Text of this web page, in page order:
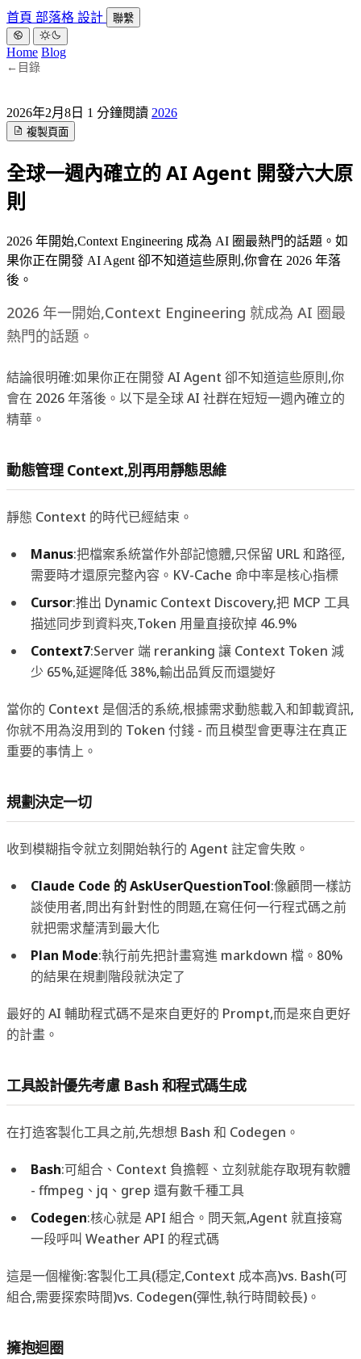
首頁 部落格 設計 聯繫
Home Blog
← 目錄
2026年2月8日 1 分鐘閱讀 2026
複製頁面
全球一週內確立的 AI Agent 開發六大原
則
2026 年開始,Context Engineering 成為 AI 圈最熱門的話題。如
果你正在開發 AI Agent 卻不知道這些原則,你會在 2026 年落
後。
2026 年一開始,Context Engineering 就成為 AI 圈最
熱門的話題。
結論很明確:如果你正在開發 AI Agent 卻不知道這些原則,你
會在 2026 年落後。以下是全球 AI 社群在短短一週內確立的
精華。
動態管理 Context,別再用靜態思維
靜態 Context 的時代已經結束。
Manus:把檔案系統當作外部記憶體,只保留 URL 和路徑,
需要時才還原完整內容。KV-Cache 命中率是核心指標
Cursor:推出 Dynamic Context Discovery,把 MCP 工具
描述同步到資料夾,Token 用量直接砍掉 46.9%
Context7:Server 端 reranking 讓 Context Token 減
少 65%,延遲降低 38%,輸出品質反而還變好
當你的 Context 是個活的系統,根據需求動態載入和卸載資訊,
你就不用為沒用到的 Token 付錢 - 而且模型會更專注在真正
重要的事情上。
規劃決定一切
收到模糊指令就立刻開始執行的 Agent 註定會失敗。
Claude Code 的 AskUserQuestionTool:像顧問一樣訪
談使用者,問出有針對性的問題,在寫任何一行程式碼之前
就把需求釐清到最大化
Plan Mode:執行前先把計畫寫進 markdown 檔。80%
的結果在規劃階段就決定了
最好的 AI 輔助程式碼不是來自更好的 Prompt,而是來自更好
的計畫。
工具設計優先考慮 Bash 和程式碼生成
在打造客製化工具之前,先想想 Bash 和 Codegen。
Bash:可組合、Context 負擔輕、立刻就能存取現有軟體
- ffmpeg、jq、grep 還有數千種工具
Codegen:核心就是 API 組合。問天氣,Agent 就直接寫
一段呼叫 Weather API 的程式碼
這是一個權衡:客製化工具(穩定,Context 成本高)vs. Bash(可
組合,需要探索時間)vs. Codegen(彈性,執行時間較長)。
擁抱迴圈